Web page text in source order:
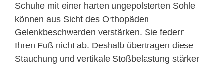
Schuhe mit einer harten ungepolsterten Sohle
können aus Sicht des Orthopäden
Gelenkbeschwerden verstärken. Sie federn
Ihren Fuß nicht ab. Deshalb übertragen diese
Stauchung und vertikale Stoßbelastung stärker